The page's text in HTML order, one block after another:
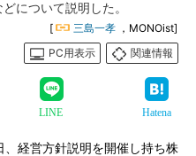
について説明した。
[ 三島一孝 ，MONOist]
PC用表示
関連情報
LINE Hatena
経営方針説明を開催し持ち株